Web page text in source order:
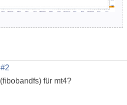
#2
(fibobandfs) für mt4?